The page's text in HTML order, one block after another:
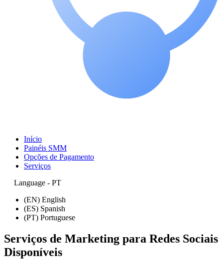
Início
Painéis SMM
Opções de Pagamento
Serviços
Language - PT
(EN) English
(ES) Spanish
(PT) Portuguese
Serviços de Marketing para Redes Sociais
Disponíveis